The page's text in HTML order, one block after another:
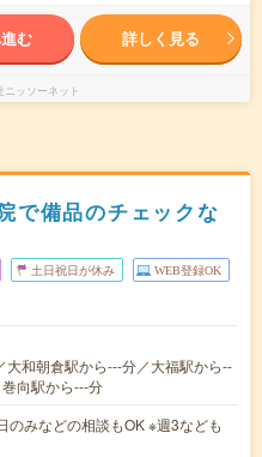
む 詳しく見る
ニッソーネット
で備品のチェックな
土日祝日が休み WEB登録OK
大和朝倉駅から---分／大福駅から--
向駅から---分
のみなどの相談もOK ※週3なども